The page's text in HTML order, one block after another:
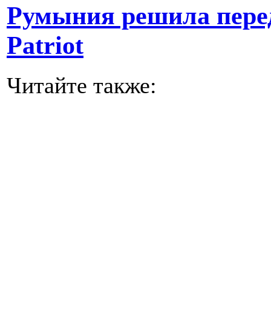
Румыния решила
Patriot
Читайте также: